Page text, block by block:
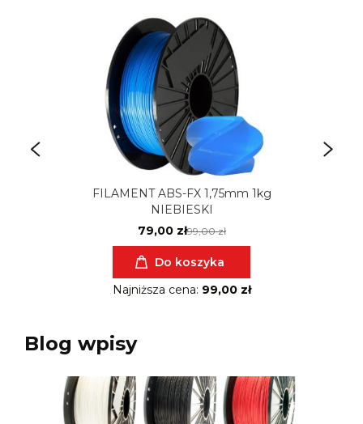
FILAMENT ABS-FX 1,75mm 1kg
NIEBIESKI
79,00 zł99,00 zł
Najniższa cena: 99,00 zł
Do koszyka
Blog wpisy